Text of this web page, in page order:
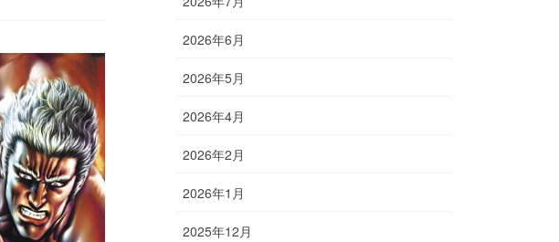
2026年6月
2026年5月
2026年4月
2026年2月
2026年1月
2025年12月